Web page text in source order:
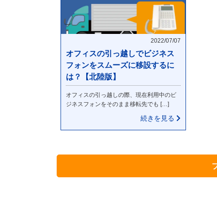
2022/07/07
オフィスの引っ越しでビジネス
フォンをスムーズに移設するに
は？【北陸版】
オフィスの引っ越しの際、現在利用中のビ
ジネスフォンをそのまま移転先でも […]
続きを見る